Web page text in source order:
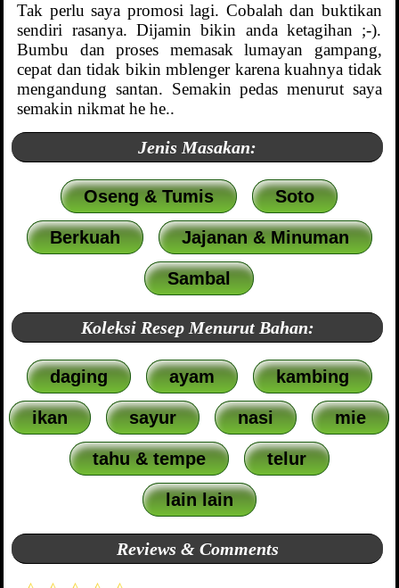
Tak perlu saya promosi lagi. Cobalah dan buktikan
sendiri rasanya. Dijamin bikin anda ketagihan ;-).
Bumbu dan proses memasak lumayan gampang,
cepat dan tidak bikin mblenger karena kuahnya tidak
mengandung santan. Semakin pedas menurut saya
semakin nikmat he he..
Jenis Masakan:
Oseng & Tumis Soto
Berkuah Jajanan & Minuman
Sambal
Koleksi Resep Menurut Bahan:
daging ayam kambing
ikan sayur nasi mie
tahu & tempe telur
lain lain
Reviews & Comments